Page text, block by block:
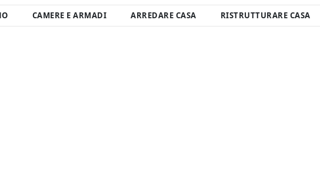
CAMERE E ARMADI ARREDARE CASA RISTRUTTURARE CASA